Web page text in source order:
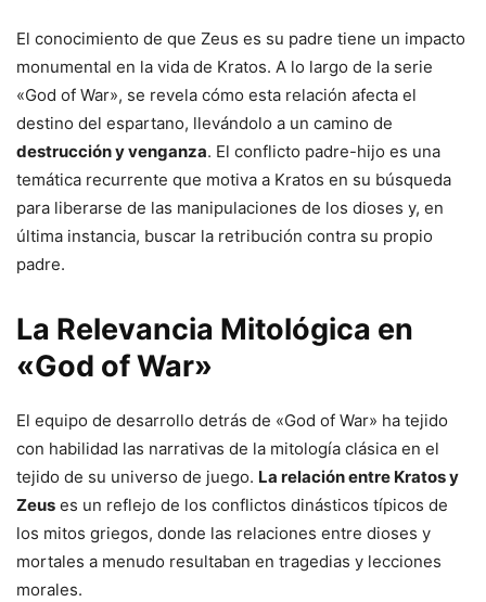
El conocimiento de que Zeus es su padre tiene un impacto
monumental en la vida de Kratos. A lo largo de la serie
«God of War», se revela cómo esta relación afecta el
destino del espartano, llevándolo a un camino de
destrucción y venganza. El conflicto padre-hijo es una
temática recurrente que motiva a Kratos en su búsqueda
para liberarse de las manipulaciones de los dioses y, en
última instancia, buscar la retribución contra su propio
padre.
La Relevancia Mitológica en
«God of War»
El equipo de desarrollo detrás de «God of War» ha tejido
con habilidad las narrativas de la mitología clásica en el
tejido de su universo de juego. La relación entre Kratos y
Zeus es un reflejo de los conflictos dinásticos típicos de
los mitos griegos, donde las relaciones entre dioses y
mortales a menudo resultaban en tragedias y lecciones
morales.